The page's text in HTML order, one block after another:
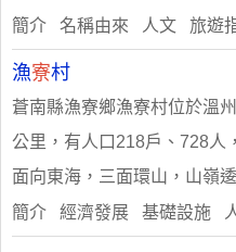
簡介 名稱由來 人文 旅遊
漁寮村
蒼南縣漁寮鄉漁寮村位於溫
公里，有人口218戶、728人
面向東海，三面環山，山嶺
簡介 經濟發展 基礎設施